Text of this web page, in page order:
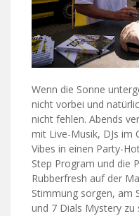
Wenn die Sonne
nicht vorbei und
nicht fehlen. Abends
mit Live-Musik, DJs im
Vibes in einen Party-
Step Program und die
Rubberfresh auf der
Stimmung sorgen, am
und 7 Dials Mystery zu